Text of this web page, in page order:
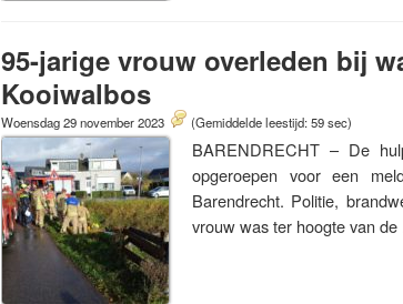
95-jarige vrouw overleden bij
Kooiwalbos
Woensdag 29 november 2023 (Gemiddelde leestijd: 59 sec)
BARENDRECHT – De
opgeroepen voor een
Barendrecht. Politie,
vrouw was ter hoogte van